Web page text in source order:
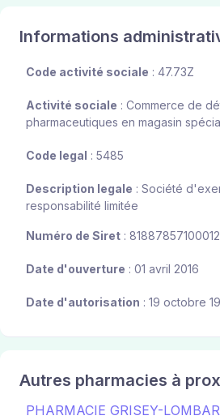
Informations
Code activité sociale : 47.73Z
Activité sociale : Commerce de
pharmaceutiques en magasin
Code legal : 5485
Description legale : Société
responsabilité limitée
Numéro de Siret : 81887857100012
Date d'ouverture : 01 avril 2016
Date d'autorisation : 19 octobre
Autres pharmacies à
PHARMACIE GRISEY-